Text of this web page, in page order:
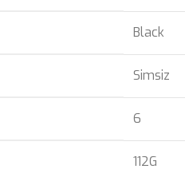
Black
Simsiz
6
112G